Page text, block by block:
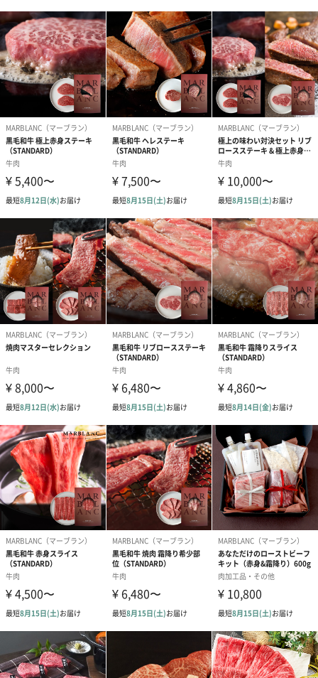
美味しさへのこだわり
種類
200g（1パック）
400g（2パック）
MARBLANC（マーブラン）
食肉卸2代目による黒毛和牛ギフトの専門店。「脂の多さ」や「産
地ブランド」ではなく、「お肉そのものの美味しさ」と「受取っ
た方の体験価値」にこだわっています。
商品詳細情報
外装サイズ
幅20.5cmX縦26.5cmX高さ9.5cm
賞味期限／消
費期限
製造日（当店出荷日）より冷蔵で14日間
購入者最低保
証残存賞味期
限
製造日（当店出荷日）より冷蔵で14日間
アレルゲン情
報
原材料
黒毛和牛（国産）
配送方法（常
蔵）
内容量／数量
・200g（1pc）
・400g（2pc）